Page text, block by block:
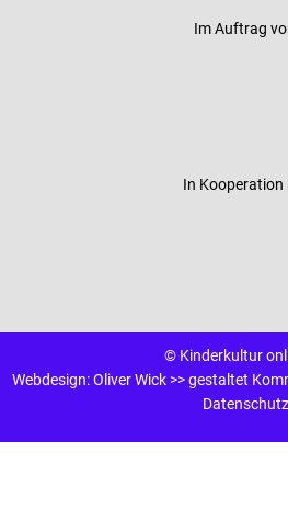
Im Auftrag
In Kooperation
© Kinderkultur
Webdesign:Oliver Wick >> gestaltet
Datenschutz